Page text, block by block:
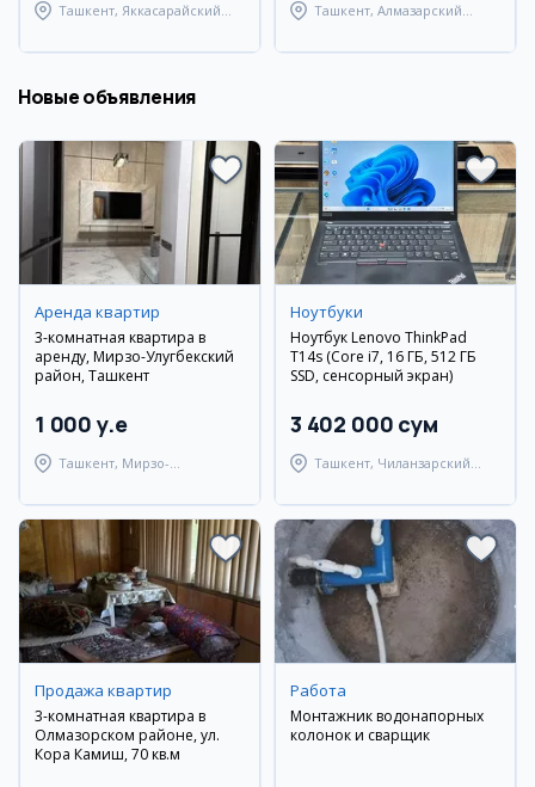
Ташкент, Яккасарайский
Ташкент, Алмазарский
Новые объявления
Аренда квартир
3-комнатная квартира в
аренду, Мирзо-Улугбекский
район, Ташкент
1 000 y.e
Ташкент, Мирзо-
Ноутбуки
Ноутбук Lenovo ThinkPad
T14s (Core i7, 16 ГБ, 512 ГБ
SSD, сенсорный экран)
3 402 000 сум
Ташкент, Чиланзарский
Продажа квартир
3-комнатная квартира в
Олмазорском районе, ул.
Кора Камиш, 70 кв.м
Работа
Монтажник водонапорных
колонок и сварщик